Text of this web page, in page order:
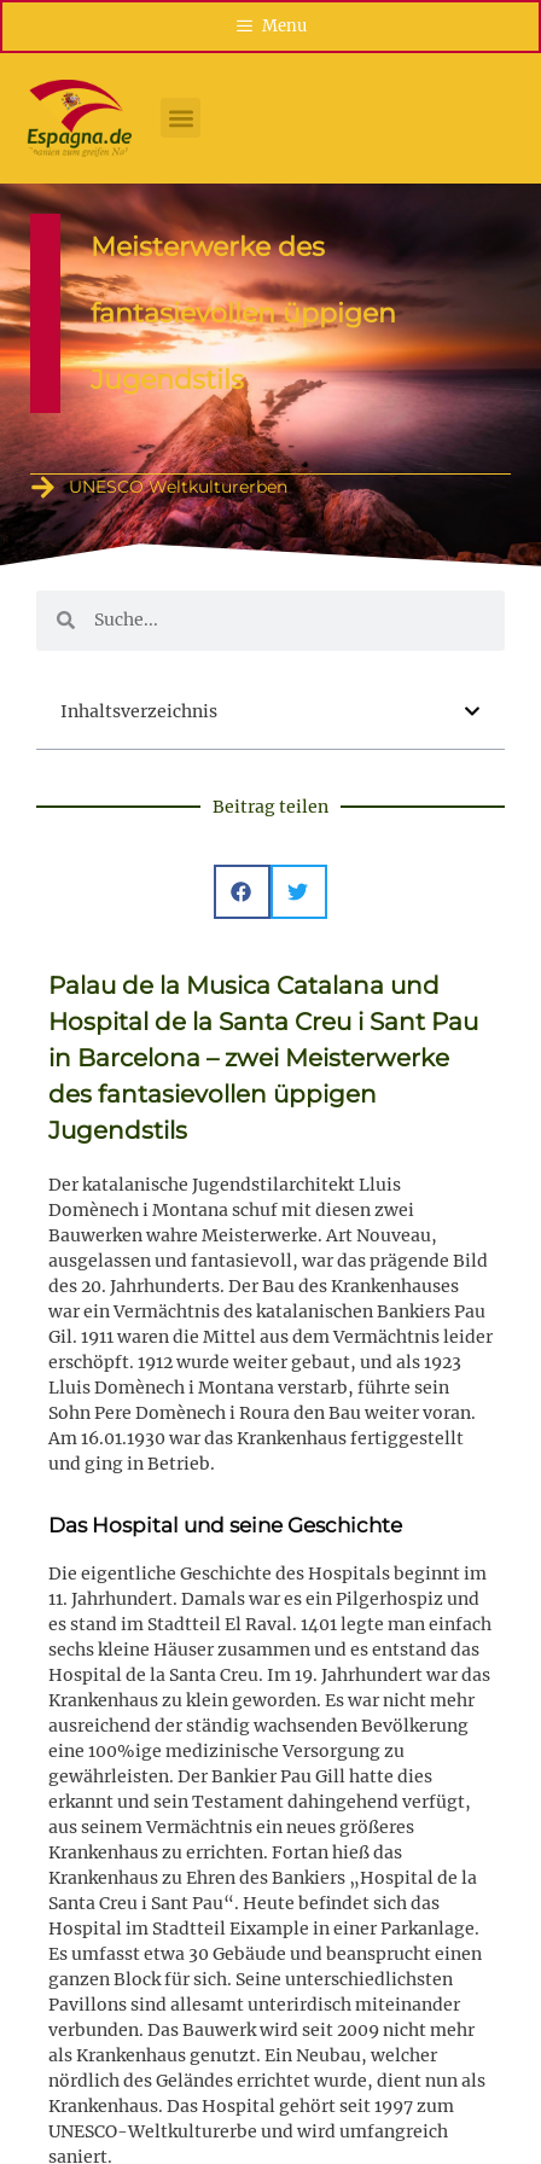
Menu
Meisterwerke des
fantasievollen üppigen
Jugendstils
UNESCO Weltkulturerben
Palau de la Musica Catalana und
Hospital de la Santa Creu i Sant Pau
in Barcelona – zwei Meisterwerke
des fantasievollen üppigen
Jugendstils
Der katalanische Jugendstilarchitekt Lluis
Domènech i Montana schuf mit diesen zwei
Bauwerken wahre Meisterwerke. Art Nouveau,
ausgelassen und fantasievoll, war das prägende Bild
des 20. Jahrhunderts. Der Bau des Krankenhauses
war ein Vermächtnis des katalanischen Bankiers Pau
Gil. 1911 waren die Mittel aus dem Vermächtnis leider
erschöpft. 1912 wurde weiter gebaut, und als 1923
Lluis Domènech i Montana verstarb, führte sein
Sohn Pere Domènech i Roura den Bau weiter voran.
Am 16.01.1930 war das Krankenhaus fertiggestellt
und ging in Betrieb.
Das Hospital und seine Geschichte
Die eigentliche Geschichte des Hospitals beginnt im
11. Jahrhundert. Damals war es ein Pilgerhospiz und
es stand im Stadtteil El Raval. 1401 legte man einfach
sechs kleine Häuser zusammen und es entstand das
Hospital de la Santa Creu. Im 19. Jahrhundert war das
Krankenhaus zu klein geworden. Es war nicht mehr
ausreichend der ständig wachsenden Bevölkerung
eine 100%ige medizinische Versorgung zu
gewährleisten. Der Bankier Pau Gill hatte dies
erkannt und sein Testament dahingehend verfügt,
aus seinem Vermächtnis ein neues größeres
Krankenhaus zu errichten. Fortan hieß das
Krankenhaus zu Ehren des Bankiers „Hospital de la
Santa Creu i Sant Pau“. Heute befindet sich das
Hospital im Stadtteil Eixample in einer Parkanlage.
Es umfasst etwa 30 Gebäude und beansprucht einen
ganzen Block für sich. Seine unterschiedlichsten
Pavillons sind allesamt unterirdisch miteinander
verbunden. Das Bauwerk wird seit 2009 nicht mehr
als Krankenhaus genutzt. Ein Neubau, welcher
nördlich des Geländes errichtet wurde, dient nun als
Krankenhaus. Das Hospital gehört seit 1997 zum
UNESCO-Weltkulturerbe und wird umfangreich
saniert.
Inhaltsverzeichnis
Beitrag teilen